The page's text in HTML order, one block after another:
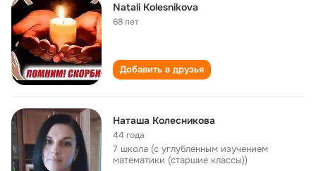
Natali Kolesnikova
68 лет
Добавить в друзья
Наташа Колесникова
44 года
7 школа (с углубленным изучением
математики (старшие классы))